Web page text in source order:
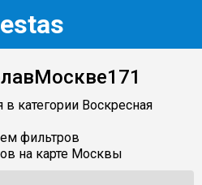
estas
вМоскве171
категории Воскресная
фильтров
на карте Москвы